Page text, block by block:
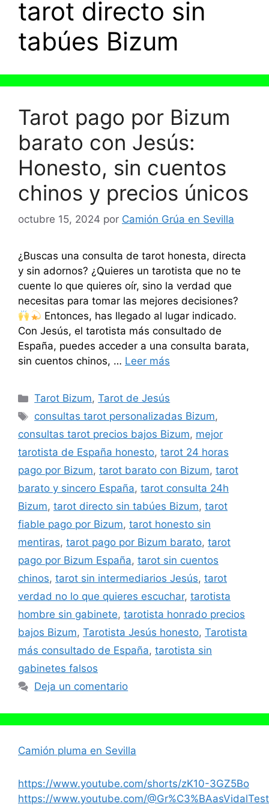
tarot directo sin
tabúes Bizum
Tarot pago por Bizum
barato con Jesús:
Honesto, sin cuentos
chinos y precios únicos
octubre 15, 2024 por Camión Grúa en Sevilla
¿Buscas una consulta de tarot honesta, directa
y sin adornos? ¿Quieres un tarotista que no te
cuente lo que quieres oír, sino la verdad que
necesitas para tomar las mejores decisiones?
Entonces, has llegado al lugar indicado.
Con Jesús, el tarotista más consultado de
España, puedes acceder a una consulta barata,
sin cuentos chinos, … Leer más
Categorías
Tarot Bizum,Tarot de Jesús
Etiquetas
consultas tarot personalizadas Bizum,
consultas tarot precios bajos Bizum, mejor
tarotista de España honesto, tarot 24 horas
pago por Bizum, tarot barato con Bizum, tarot
barato y sincero España, tarot consulta 24h
Bizum, tarot directo sin tabúes Bizum, tarot
fiable pago por Bizum, tarot honesto sin
mentiras, tarot pago por Bizum barato, tarot
pago por Bizum España, tarot sin cuentos
chinos, tarot sin intermediarios Jesús, tarot
verdad no lo que quieres escuchar, tarotista
hombre sin gabinete, tarotista honrado precios
bajos Bizum, Tarotista Jesús honesto, Tarotista
más consultado de España, tarotista sin
gabinetes falsos
Deja un comentario
Camión pluma en Sevilla
https://www.youtube.com/shorts/zK10-3GZ5Bo
https://www.youtube.com/